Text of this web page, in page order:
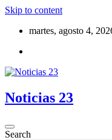
Skip to content
martes, agosto 4,
Noticias 23
Search